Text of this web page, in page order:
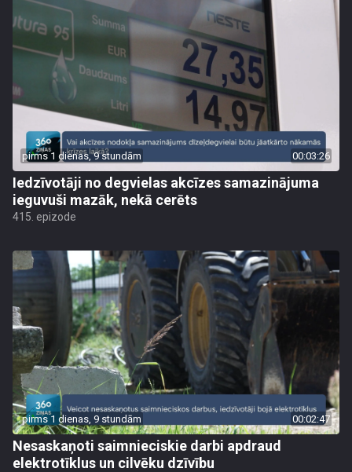
pirms 1 dienas, 9 stundām 00:03:26
Iedzīvotāji no degvielas akcīzes samazinājuma
ieguvuši mazāk, nekā cerēts
415. epizode
pirms 1 dienas, 9 stundām 00:02:47
Nesaskaņoti saimnieciskie darbi apdraud
elektrotīklus un cilvēku dzīvību